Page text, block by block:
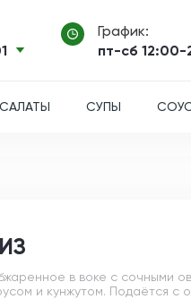
График:
пт-сб 12:00-
САЛАТЫ СУПЫ
в воке с сочными
и кунжутом. Подаётся с